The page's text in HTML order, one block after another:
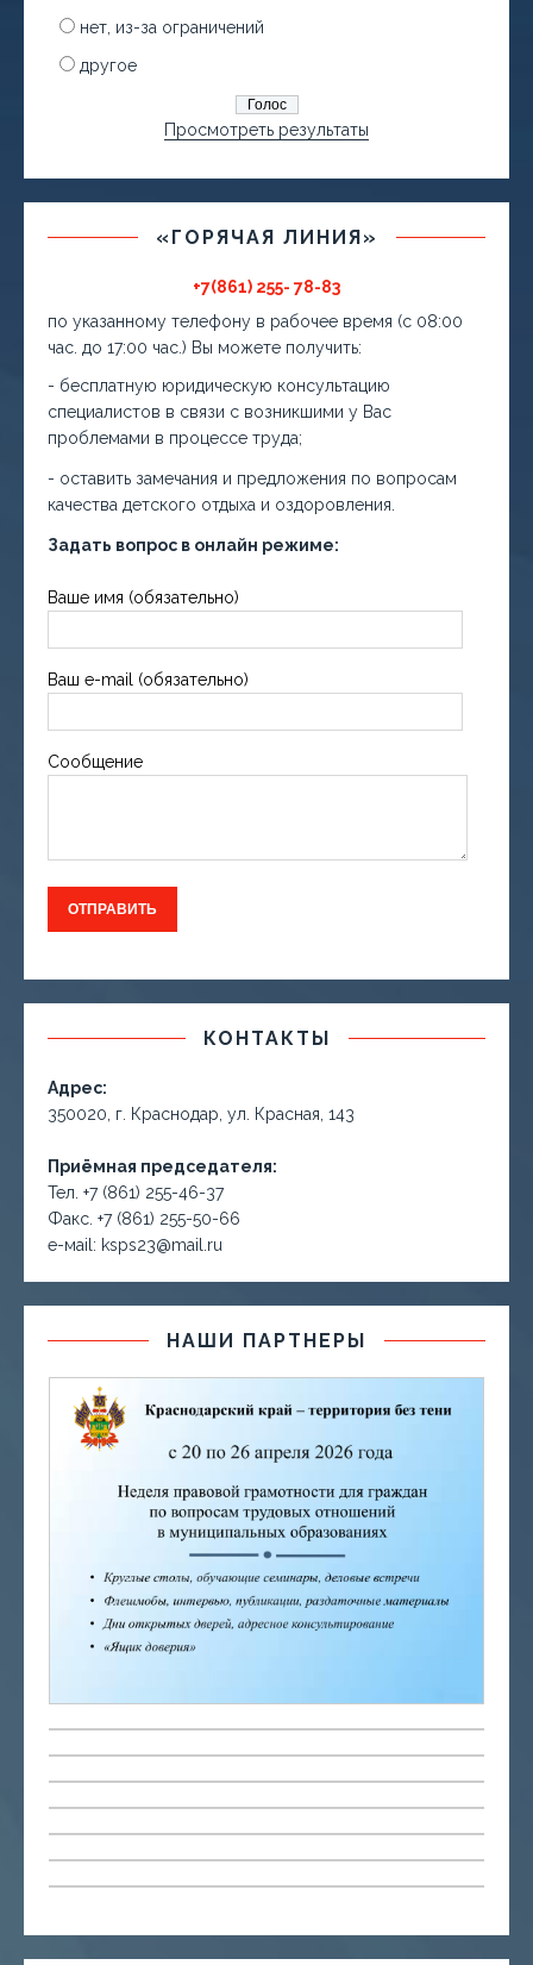
нет, из-за ограничений
другое
Просмотреть результаты
«ГОРЯЧАЯ ЛИНИЯ»
+7(861) 255- 78-83
по указанному телефону в рабочее время (с 08:00
час. до 17:00 час.) Вы можете получить:
- бесплатную юридическую консультацию
специалистов в связи с возникшими у Вас
проблемами в процессе труда;
- оставить замечания и предложения по вопросам
качества детского отдыха и оздоровления.
Задать вопрос в онлайн режиме:
Ваше имя (обязательно)
Ваш e-mail (обязательно)
Сообщение
КОНТАКТЫ
Адрес:
350020, г. Краснодар, ул. Красная, 143
Приёмная председателя:
Тел. +7 (861) 255-46-37
Факс. +7 (861) 255-50-66
е-маil: ksps23@mail.ru
НАШИ ПАРТНЕРЫ